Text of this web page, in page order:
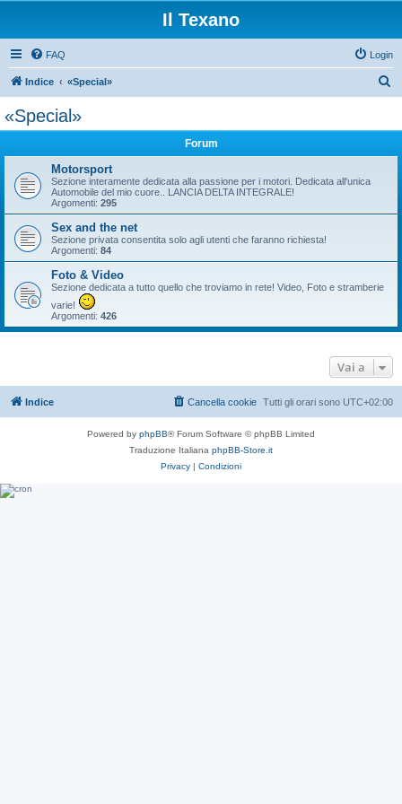
Il Texano
FAQ Login
Indice «Special»
«Special»
Forum
Motorsport
Sezione interamente dedicata alla passione per i motori. Dedicata all'unica
Automobile del mio cuore.. LANCIA DELTA INTEGRALE!
Argomenti: 295
Sex and the net
Sezione privata consentita solo agli utenti che faranno richiesta!
Argomenti: 84
Foto & Video
Sezione dedicata a tutto quello che troviamo in rete! Video, Foto e stramberie
varie!
Argomenti: 426
Vai a
Indice Tutti gli orari sono UTC+02:00
Cancella cookie
Powered by phpBB® Forum Software © phpBB Limited
Traduzione Italiana phpBB-Store.it
Privacy | Condizioni